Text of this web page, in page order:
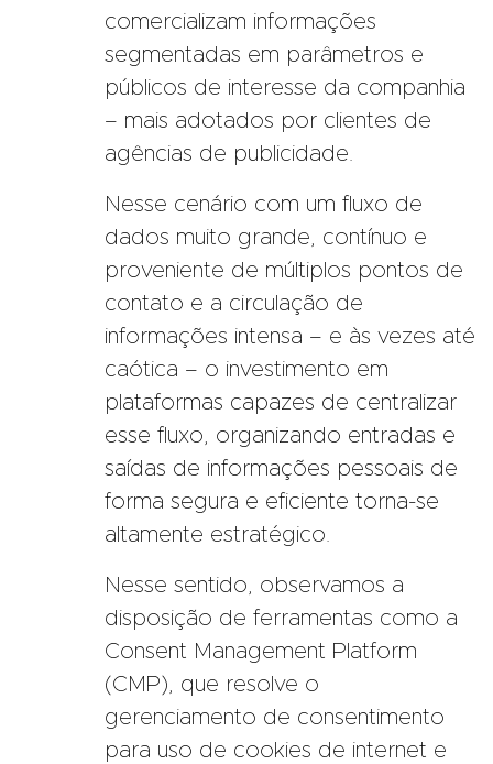
comercializam informações
segmentadas em parâmetros e
públicos de interesse da companhia
– mais adotados por clientes de
agências de publicidade.
Nesse cenário com um fluxo de
dados muito grande, contínuo e
proveniente de múltiplos pontos de
contato e a circulação de
informações intensa – e às vezes até
caótica – o investimento em
plataformas capazes de centralizar
esse fluxo, organizando entradas e
saídas de informações pessoais de
forma segura e eficiente torna-se
altamente estratégico.
Nesse sentido, observamos a
disposição de ferramentas como a
Consent Management Platform
(CMP), que resolve o
gerenciamento de consentimento
para uso de cookies de internet e